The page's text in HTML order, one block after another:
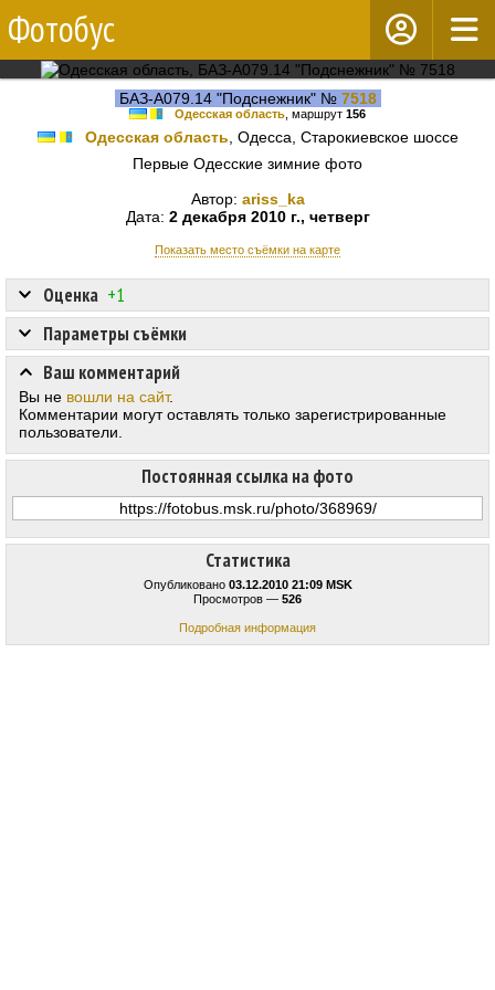
Фотобус
БАЗ-А079.14 "Подснежник" № 7518
Одесская область , маршрут 156
Одесская область , Одесса, Старокиевское шоссе
Первые Одесские зимние фото
Автор: ariss_ka
Дата: 2 декабря 2010 г., четверг
Показать место съёмки на карте
Статистика
Опубликовано 03.12.2010 21:09 MSK
Просмотров — 526
Подробная информация
Оценка +1
Постоянная ссылка на фото
Параметры съёмки
Ваш комментарий
Вы не вошли на сайт.
Комментарии могут оставлять только зарегистрированные
пользователи.